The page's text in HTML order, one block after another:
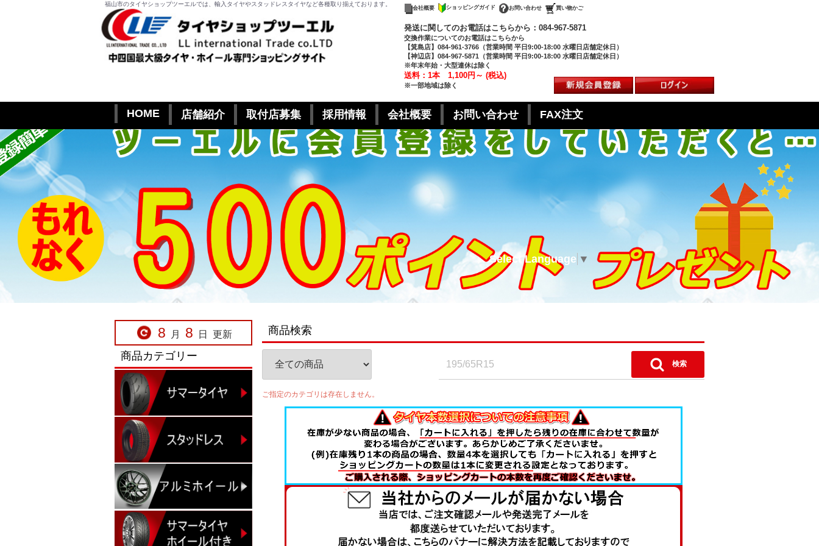
福山市のタイヤショップツーエルでは、輸入タイヤやスタッドレスタイヤなど各種取り揃えております。
会社概要 ショッピングガイド お問い合わせ 買い物かご
発送に関してのお電話はこちらから： 084-967-5871
交換作業についてのお電話はこちらから
【箕島店】084-961-3766（営業時間 平日9:00-18:00 水曜日店舗定休日）
【神辺店】084-967-5871 （営業時間 平日9:00-18:00 水曜日店舗定休日）
※年末年始・大型連休は除く
送料：1本 1,100円～ (税込)
※一部地域は除く
HOME 店舗紹介 取付店募集 採用情報 会社概要 お問い合わせ FAX注文
Select Language ▼
商品検索
ご指定のカテゴリは存在しません。
8 月 8 日 更新
商品カテゴリー